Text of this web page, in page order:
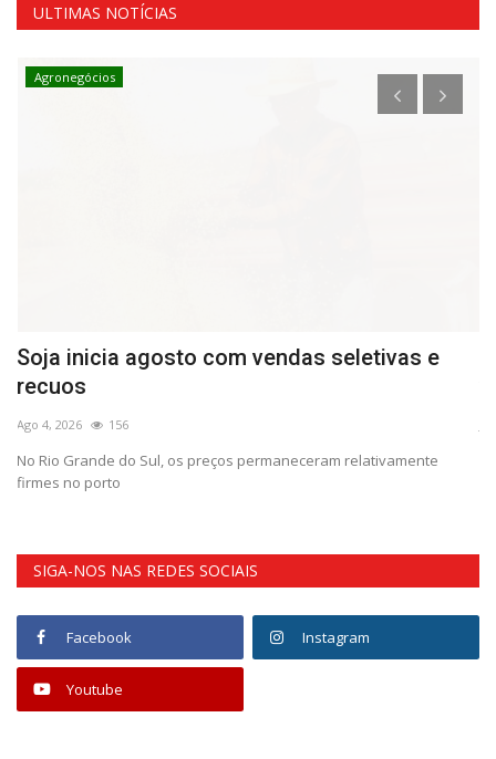
ULTIMAS NOTÍCIAS
Agronegócios
Soja inicia agosto com vendas seletivas e
recuos
Ago 4, 2026 156
No Rio Grande do Sul, os preços permaneceram relativamente
firmes no porto
SIGA-NOS NAS REDES SOCIAIS
Facebook Instagram
Youtube